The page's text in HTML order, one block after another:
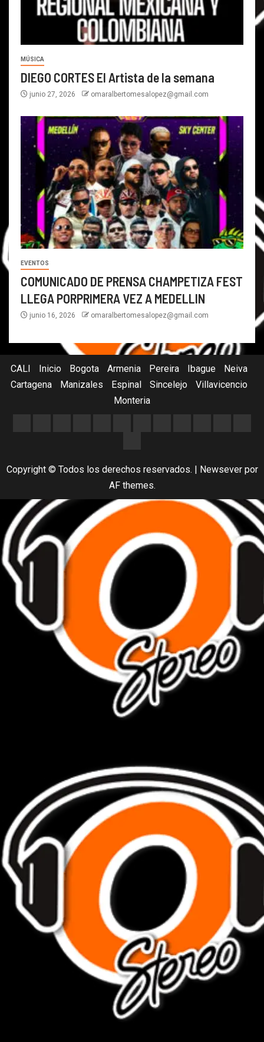
MÚSICA
DIEGO CORTES El Artista de la semana
junio 27, 2026 omaralbertomesalopez@gmail.com
EVENTOS
COMUNICADO DE PRENSA CHAMPETIZA FEST
LLEGA PORPRIMERA VEZ A MEDELLIN
junio 16, 2026 omaralbertomesalopez@gmail.com
CALI Inicio Bogota Armenia Pereira Ibague
Neiva
Cartagena
Manizales Espinal Sincelejo
Villavicencio
Monteria
Copyright © Todos los derechos reservados. Newseverpor
AF themes.